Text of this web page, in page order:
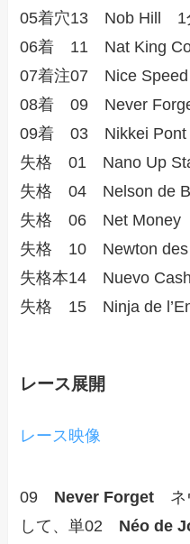
05着穴13 Nob Hill 1
06着 11 Nat King
07着注07 Nice
08着 09 Never
09着 03 Nikkei Pont
失格 01 Nano Up
失格 04 Nelson de
失格 06 Net Money
失格 10 Newton
失格本14 Nuevo
失格 15 Ninja de
レース展開
レース映像
09 Never Forget ネ
して、単02 Néo de